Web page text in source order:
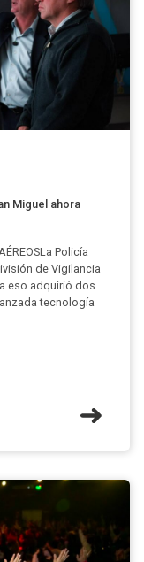
Miguel ahora
Policía
de Vigilancia
eso adquirió dos
tecnología